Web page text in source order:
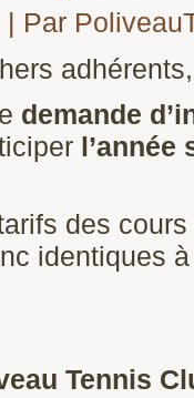
| Par
adhérents,
demande
l’année
des
identiques
Tennis